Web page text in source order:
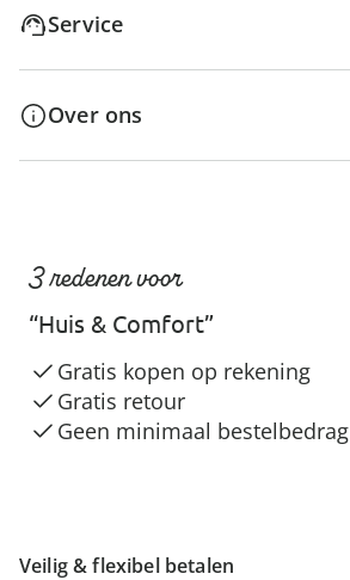
Service
Over ons
Veilig & flexibel betalen
3 redenen voor
“Huis & Comfort”
Gratis kopen op rekening
Gratis retour
Geen minimaal bestelbedrag